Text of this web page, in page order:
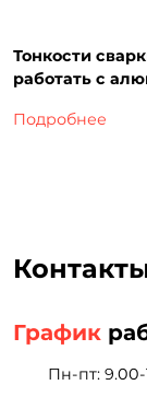
Тонкости
работать с
Подробнее
График
Пн-пт: 9.00-